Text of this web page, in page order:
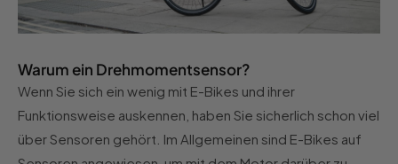
Warum ein Drehmomentsensor?
Wenn Sie sich ein wenig mit E-Bikes und ihrer
Funktionsweise auskennen, haben Sie sicherlich schon viel
über Sensoren gehört. Im Allgemeinen sind E-Bikes auf